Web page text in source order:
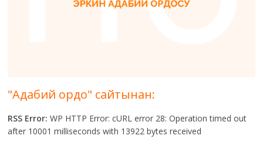
"Адабий ордо" сайтынан:
RSS Error: WP HTTP Error: cURL error 28: Operation timed out
after 10001 milliseconds with 13922 bytes received